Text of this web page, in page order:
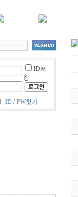
ID저
장
ID / PW찾기